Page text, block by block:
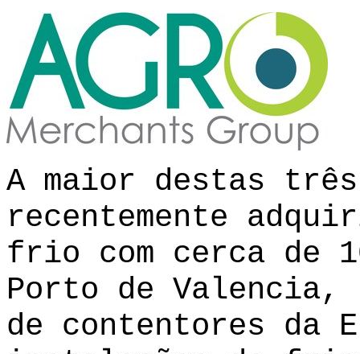
A maior destas
recentemente
frio com cerca de
Porto de Valencia,
de contentores da